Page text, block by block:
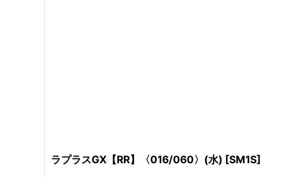
ラプラスGX【RR】〈016/060〉(水) [SM1S]